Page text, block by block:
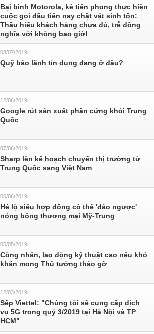
Bại binh Motorola, kẻ tiên phong thực hiện
cuộc gọi đầu tiên nay chật vật sinh tồn:
Thấu hiểu khách hàng chưa đủ, trễ đồng
nghĩa với không bao giờ!
08/07/2019
Quỹ bảo lãnh tín dụng đang ở đâu?
12/06/2019
Google rút sản xuất phần cứng khỏi Trung
Quốc
07/06/2019
Sharp lên kế hoạch chuyển thị trường từ
Trung Quốc sang Việt Nam
06/06/2019
Hé lộ siêu hợp đồng có thể 'đảo ngược'
nóng bỏng thương mại Mỹ-Trung
05/05/2019
Công nhân, lao động kỹ thuật cao nêu khó
khăn mong Thủ tướng tháo gỡ
12/03/2019
Sếp Viettel: "Chúng tôi sẽ cung cấp dịch
vụ 5G trong quý 3/2019 tại Hà Nội và TP
HCM"